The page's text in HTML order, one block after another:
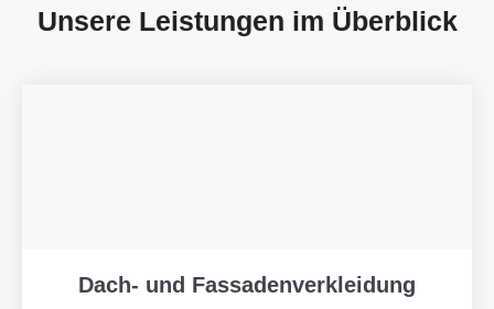
Unsere Leistungen im Überblick
Dach- und Fassadenverkleidung